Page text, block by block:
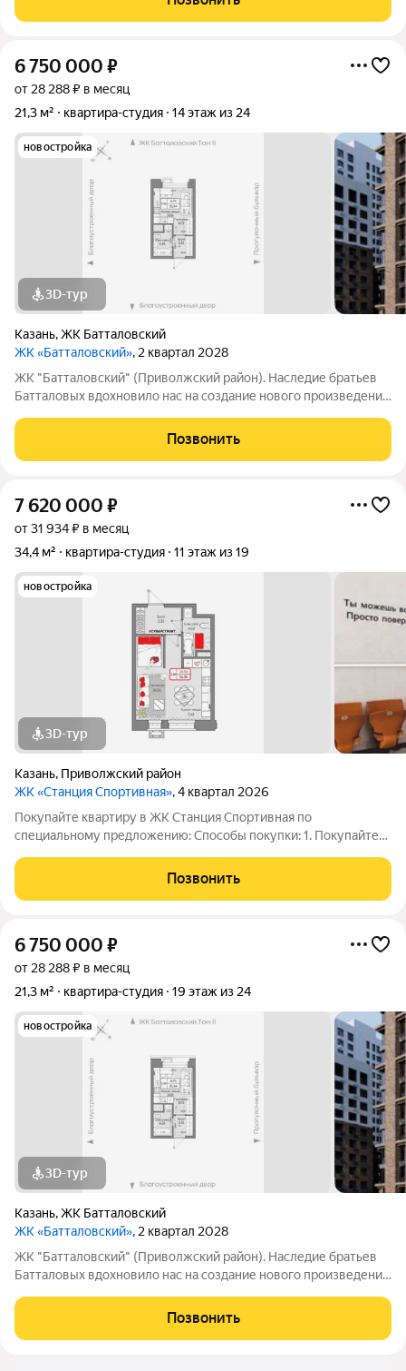
весь срок 4. Акция "Выкуп
6 750 000 ₽
от 28 288 ₽ в месяц
21,3 м²
квартира-студия 14 этаж из 24
новостройка
3D-тур
Казань,ЖК Батталовский
ЖК «Батталовский», 2 квартал 2028
ЖК "Батталовский" (Приволжский район). Наследие братьев
Батталовых вдохновило нас на создание нового произведения
Позвонить
7 620 000 ₽
от 31 934 ₽ в месяц
34,4 м²
квартира-студия 11 этаж из 19
новостройка
3D-тур
Казань, Приволжский район
ЖК «Станция Спортивная», 4 квартал 2026
Покупайте квартиру в ЖК Станция Спортивная по
специальному предложению: Способы покупки: 1. Покупайте
Ипотека 7,5% на 3 года для всех! 3. Семейная ипотека 3,5 % на
весь срок 4. Акция "Выкуп
Позвонить
6 750 000 ₽
от 28 288 ₽ в месяц
21,3 м²
квартира-студия 19 этаж из 24
новостройка
3D-тур
Казань,ЖК Батталовский
ЖК «Батталовский», 2 квартал 2028
ЖК "Батталовский" (Приволжский район). Наследие братьев
Батталовых вдохновило нас на создание нового произведения
Позвонить